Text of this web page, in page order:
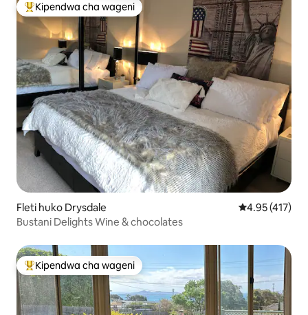
Kipendwa maarufu cha wageni
Kipendwa cha wageni
Fleti huko Drysdale Ukadiriaji wa
4.95 (417)
Bustani Delights Wine & chocolates
Kipendwa maarufu cha wageni
Kipendwa cha wageni